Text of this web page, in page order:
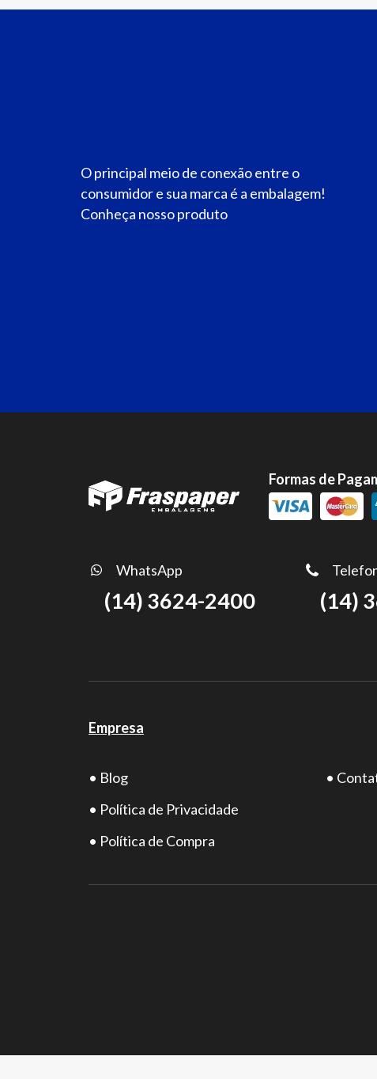
O principal meio de conexão entre o
consumidor e sua marca é a embalagem!
Conheça nosso produto
Formas de
WhatsApp
(14) 3624-2400 (14)
Empresa
• Blog
• Política de Privacidade
• Política de Compra
•